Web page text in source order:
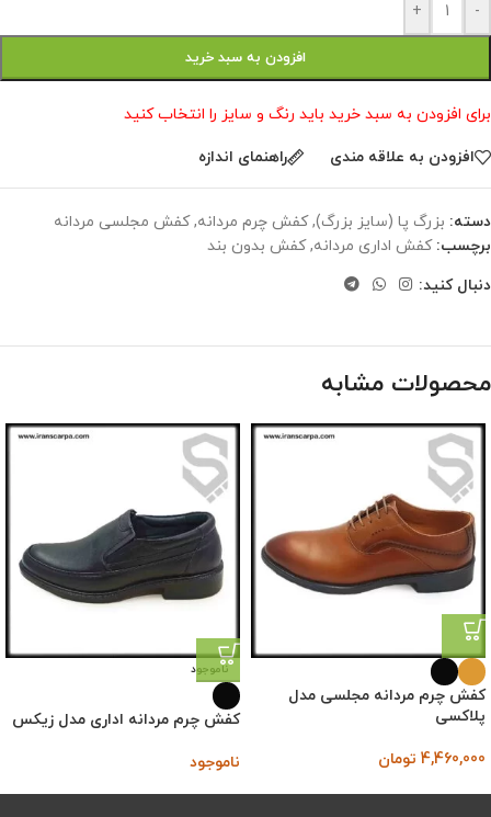
-
+
افزودن به سبد خرید
برای افزودن به سبد خرید باید رنگ و سایز را انتخاب کنید
افزودن به علاقه مندی راهنمای اندازه
دسته: بزرگ پا (سایز بزرگ), کفش چرم مردانه, کفش مجلسی مردانه
برچسب: کفش اداری مردانه, کفش بدون بند
دنبال کنید:
محصولات مشابه
کفش چرم مردانه مجلسی مدل
پلاکسی
4,460,000 تومان
ناموجود
کفش چرم مردانه اداری مدل زیکس
ناموجود